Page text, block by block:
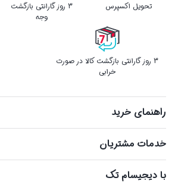
تحویل اکسپرس
3 روز گارانتی بازگشت
وجه
3 روز گارانتی بازگشت کالا در صورت
خرابی
راهنمای خرید
خدمات مشتریان
با دیجیسام تک